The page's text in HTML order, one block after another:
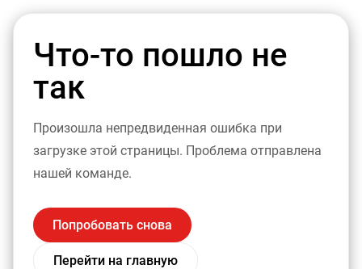
Что-то пошло не
так
Произошла непредвиденная ошибка при
загрузке этой страницы. Проблема отправлена
нашей команде.
Попробовать снова
Перейти на главную